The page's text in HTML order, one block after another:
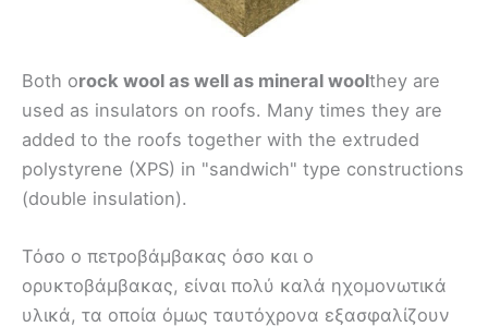
Both orock wool as well as mineral woolthey are
used as insulators on roofs. Many times they are
added to the roofs together with the extruded
polystyrene (XPS) in "sandwich" type constructions
(double insulation).
Τόσο ο πετροβάμβακας όσο και ο
ορυκτοβάμβακας, είναι πολύ καλά ηχομονωτικά
υλικά, τα οποία όμως ταυτόχρονα εξασφαλίζουν